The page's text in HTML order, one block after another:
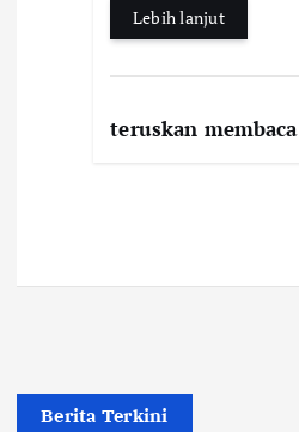
Lebih lanjut
teruskan membaca
Berita Terkini